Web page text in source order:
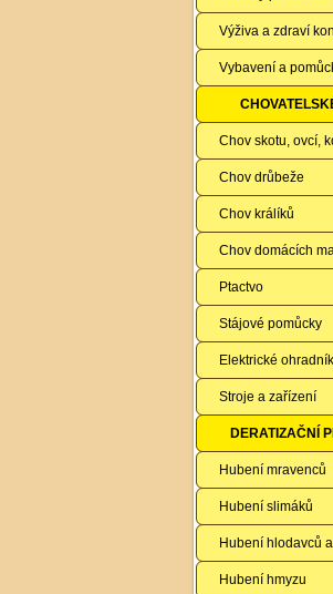
Výživa a zdraví
Vybavení a
Chov skotu, ovcí,
Chov drůbeže
Chov králíků
Chov domácích
Ptactvo
Stájové pomůcky
Elektrické
Stroje a zařízení
DERATIZAČNÍ
Hubení mravenců
Hubení slimáků
Hubení hlodavců
Hubení hmyzu